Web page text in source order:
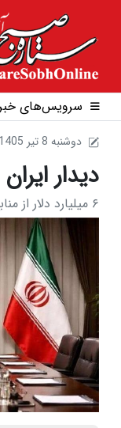
سرویس‌های
1405 دوشنبه 8 تير
دیدار
۶ میلیارد دلار از منابع مسدودشده ایران در قطر آزاد می‌شود